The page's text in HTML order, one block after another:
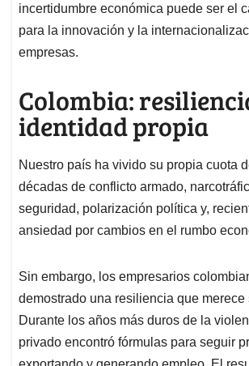
incertidumbre económica puede ser el
para la innovación y la
empresas.
Colombia:
identidad propia
Nuestro país ha vivido su propia cuota
décadas de conflicto armado,
seguridad, polarización política y,
ansiedad por cambios en el rumbo
Sin embargo, los empresarios
demostrado una resiliencia que merece
Durante los años más duros de la
privado encontró fórmulas para seguir